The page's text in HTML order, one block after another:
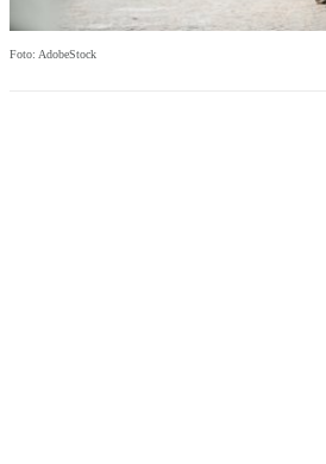
Foto: AdobeStock